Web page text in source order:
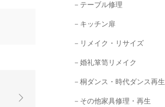
－テーブル修理
－キッチン扉
－リメイク・リサイズ
－婚礼箪笥リメイク
－桐ダンス・時代ダンス再生
－その他家具修理・再生